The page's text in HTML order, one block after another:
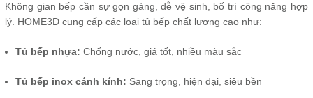
Không gian bếp cần sự gọn gàng, dễ vệ sinh, bố trí công năng hợp
lý. HOME3D cung cấp các loại tủ bếp chất lượng cao như:
Tủ bếp nhựa: Chống nước, giá tốt, nhiều màu sắc
Tủ bếp inox cánh kính: Sang trọng, hiện đại, siêu bền